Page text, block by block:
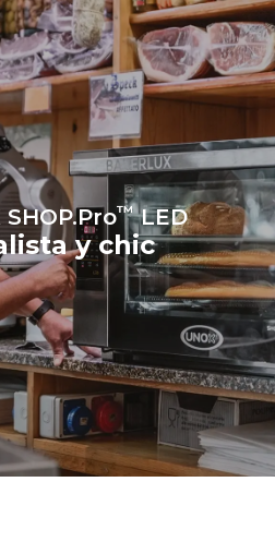
renovables.
Greenhouse
Gas Protocol
SHOP.Pro™LED
y chic